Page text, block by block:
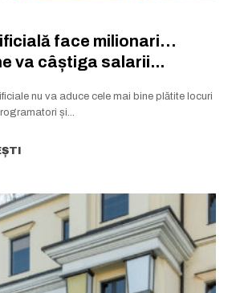
face milionari…
va câștiga salarii...
nu va aduce cele mai bine plătite locuri
și...